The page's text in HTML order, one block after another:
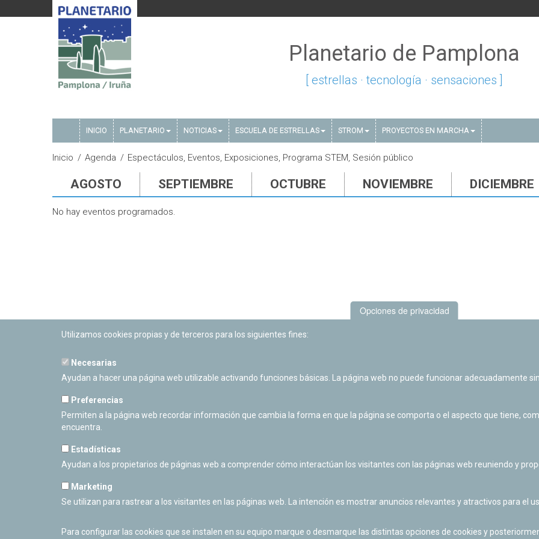
Planetario de Pamplona
[ estrellas · tecnología · sensaciones ]
INICIO PLANETARIO NOTICIAS ESCUELA DE ESTRELLAS STROM PROYECTOS EN MARCHA
Inicio Agenda Espectáculos, Eventos, Exposiciones, Programa STEM, Sesión público
AGOSTO SEPTIEMBRE OCTUBRE NOVIEMBRE DICIEMBRE
No hay eventos programados.
PLANETARIO DE PAMPLONA
Calle Sancho RamÃ­rez, s/n
Cerrado Temporalmente
Opciones de privacidad
Utilizamos cookies propias y de terceros para los siguientes fines:
Necesarias
Ayudan a hacer una página web utilizable activando funciones básicas. La página web no puede funcionar adecuadamente
Preferencias
Permiten a la página web recordar información que cambia la forma en que la página se comporta o el aspecto que tiene,
encuentra.
Estadísticas
Ayudan a los propietarios de páginas web a comprender cómo interactúan los visitantes con las páginas web reuniendo y
Marketing
Se utilizan para rastrear a los visitantes en las páginas web. La intención es mostrar anuncios relevantes y atractivos para el
Para configurar las cookies que se instalen en su equipo marque o desmarque las distintas opciones de cookies y